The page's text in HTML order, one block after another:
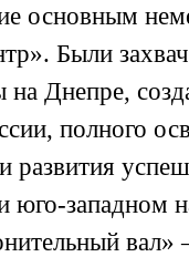
основным
Были
на Днепре,
полного
юго-западном